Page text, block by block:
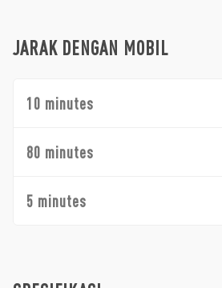
JARAK DENGAN MOBIL
10 minutes
80 minutes
5 minutes